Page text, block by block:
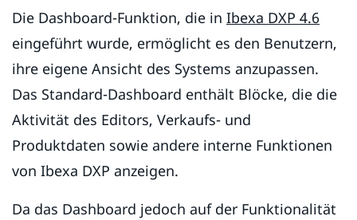
Die Dashboard-Funktion, die in Ibexa DXP 4.6
eingeführt wurde, ermöglicht es den Benutzern,
ihre eigene Ansicht des Systems anzupassen.
Das Standard-Dashboard enthält Blöcke, die die
Aktivität des Editors, Verkaufs- und
Produktdaten sowie andere interne Funktionen
von Ibexa DXP anzeigen.
Da das Dashboard jedoch auf der Funktionalität